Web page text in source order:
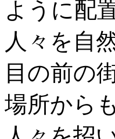
ように配
人々を自
目の前の
場所から